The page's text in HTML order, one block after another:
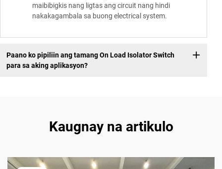
maibibigkis nang ligtas ang circuit nang hindi
nakakagambala sa buong electrical system.
Paano ko pipiliin ang tamang On Load Isolator Switch
para sa aking aplikasyon?
Kaugnay na artikulo